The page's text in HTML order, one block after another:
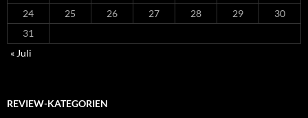
24
25 26 27 28 29
30
31
« Juli
REVIEW-KATEGORIEN